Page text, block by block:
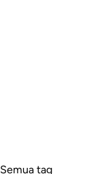
Semua tag